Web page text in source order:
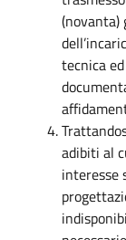
(novanta)
tecnica
adibiti al
interesse